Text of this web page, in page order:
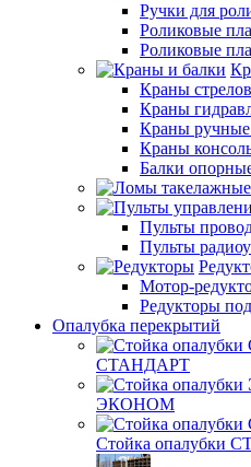
Ручки для
Роликовые
Роликовые
Краны
Краны
Краны ручные
Краны
Балки
Пульты
Пульты
Мотор-
Редукторы
Опалубка перекрытий
СТАНДАРТ
ЭКОНОМ
Стойка опалубки